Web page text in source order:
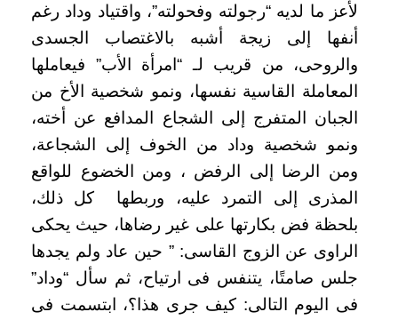
لأعز ما لديه “رجولته وفحولته”، واقتياد وداد رغم
أنفها إلى زيجة أشبه بالاغتصاب الجسدى
والروحى، من قريب لـ “امرأة الأب” فيعاملها
المعاملة القاسية نفسها، ونمو شخصية الأخ من
الجبان المتفرج إلى الشجاع المدافع عن أخته،
ونمو شخصية وداد من الخوف إلى الشجاعة،
ومن الرضا إلى الرفض ، ومن الخضوع للواقع
المذرى إلى التمرد عليه، وربطها كل ذلك،
بلحظة فض بكارتها على غير رضاها، حيث يحكى
الراوى عن الزوج القاسى: ” حين عاد ولم يجدها
جلس صامتًا، يتنفس فى ارتياح، ثم سأل “وداد”
فى اليوم التالى: كيف جرى هذا؟، ابتسمت فى